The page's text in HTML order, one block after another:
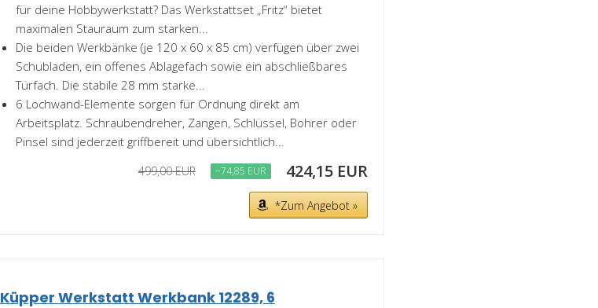
für deine Hobbywerkstatt? Das Werkstattset „Fritz“ bietet
maximalen Stauraum zum starken...
Die beiden Werkbänke (je 120 x 60 x 85 cm) verfügen über zwei
Schubladen, ein offenes Ablagefach sowie ein abschließbares
Türfach. Die stabile 28 mm starke...
6 Lochwand-Elemente sorgen für Ordnung direkt am
Arbeitsplatz. Schraubendreher, Zangen, Schlüssel, Bohrer oder
Pinsel sind jederzeit griffbereit und übersichtlich...
499,00 EUR −74,85 EUR 424,15 EUR
*Zum Angebot »
Küpper Werkstatt Werkbank 12289, 6